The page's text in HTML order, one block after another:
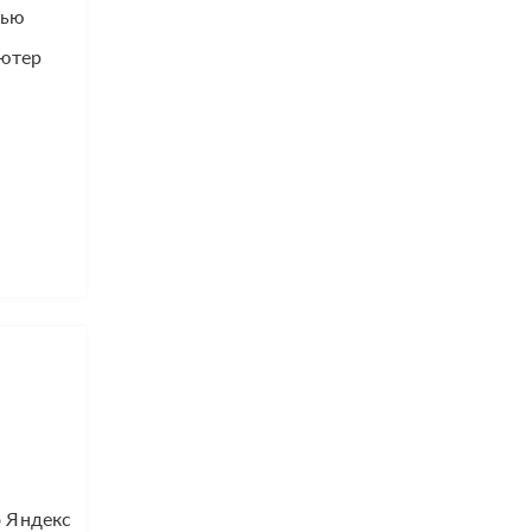
Яндекс